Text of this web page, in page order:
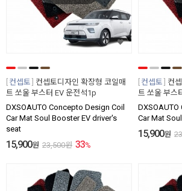
컨셉토
컨셉토디자인 확장형 코일매
트 쏘울 부스터 EV 운전석1p
DXSOAUTO Concepto Design Coil
Car Mat Soul Booster EV driver's
seat
15,900원 23,500원 33%
컨셉토
컨
트 쏘울 부스
Car Mat
15,900원